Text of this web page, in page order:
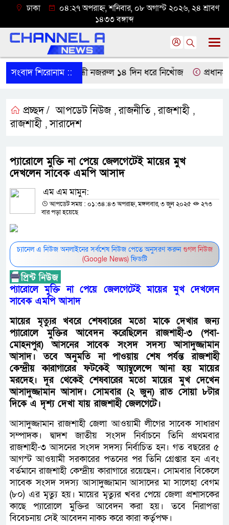
ঢাকা
০৪:২৭ অপরাহ্ন, শনিবার, ০৮ অগাস্ট ২০২৬, ২৪ শ্রাবণ
১৪৩৩ বঙ্গাব্দ
সংবাদ শিরোনাম ::
থেকে বাকপ্রতিবন্ধী নজরুল ১৪ দিন ধরে নিখোঁজ
প্রচ্ছদ / আপডেট নিউজ ,রাজনীতি ,রাজশাহী ,
রাজশাহী ,সারাদেশ
প্যারোলে মুক্তি না পেয়ে জেলগেটেই মায়ের মুখ
দেখলেন সাবেক এমপি আসাদ
এম এম মামুন:
আপডেট সময় : ০১:৩৪:৪৩ অপরাহ্ন, মঙ্গলবার, ৩ জুন ২০২৫
২৭৩
বার পড়া হয়েছে
চ্যানেল এ নিউজ অনলাইনের সর্বশেষ নিউজ পেতে অনুসরণ করুনগুগল নিউজ
(Google News)ফিডটি
প্যারোলে মুক্তি না পেয়ে জেলগেটেই মায়ের মুখ দেখলেন
সাবেক এমপি আসাদ
মায়ের মৃত্যুর খবরে শেষবারের মতো মাকে দেখার জন্য
প্যারোলে মুক্তির আবেদন করেছিলেন রাজশাহী-৩ (পবা-
মোহনপুর) আসনের সাবেক সংসদ সদস্য আসাদুজ্জামান
আসাদ। তবে অনুমতি না পাওয়ায় শেষ পর্যন্ত রাজশাহী
কেন্দ্রীয় কারাগারের ফটকেই অ্যাম্বুলেন্সে আনা হয় মায়ের
মরদেহ। দূর থেকেই শেষবারের মতো মায়ের মুখ দেখেন
আসাদুজ্জামান আসাদ। সোমবার (২ জুন) রাত সোয়া ৮টার
দিকে এ দৃশ্য দেখা যায় রাজশাহী জেলগেটে।
আসাদুজ্জামান রাজশাহী জেলা আওয়ামী লীগের সাবেক সাধারণ
সম্পাদক। দ্বাদশ জাতীয় সংসদ নির্বাচনে তিনি প্রথমবার
রাজশাহী-৩ আসনের সংসদ সদস্য নির্বাচিত হন। গত বছরের ৫
আগস্ট আওয়ামী সরকারের পতনের পর তিনি গ্রেপ্তার হন এবং
বর্তমানে রাজশাহী কেন্দ্রীয় কারাগারে রয়েছেন। সোমবার বিকেলে
সাবেক সংসদ সদস্য আসাদুজ্জামান আসাদের মা সালেহা বেগম
(৮০) এর মৃত্যু হয়। মায়ের মৃত্যুর খবর পেয়ে জেলা প্রশাসকের
কাছে প্যারোলে মুক্তির আবেদন করা হয়। তবে নিরাপত্তা
বিবেচনায় সেই আবেদন নাকচ করে কারা কর্তৃপক্ষ।